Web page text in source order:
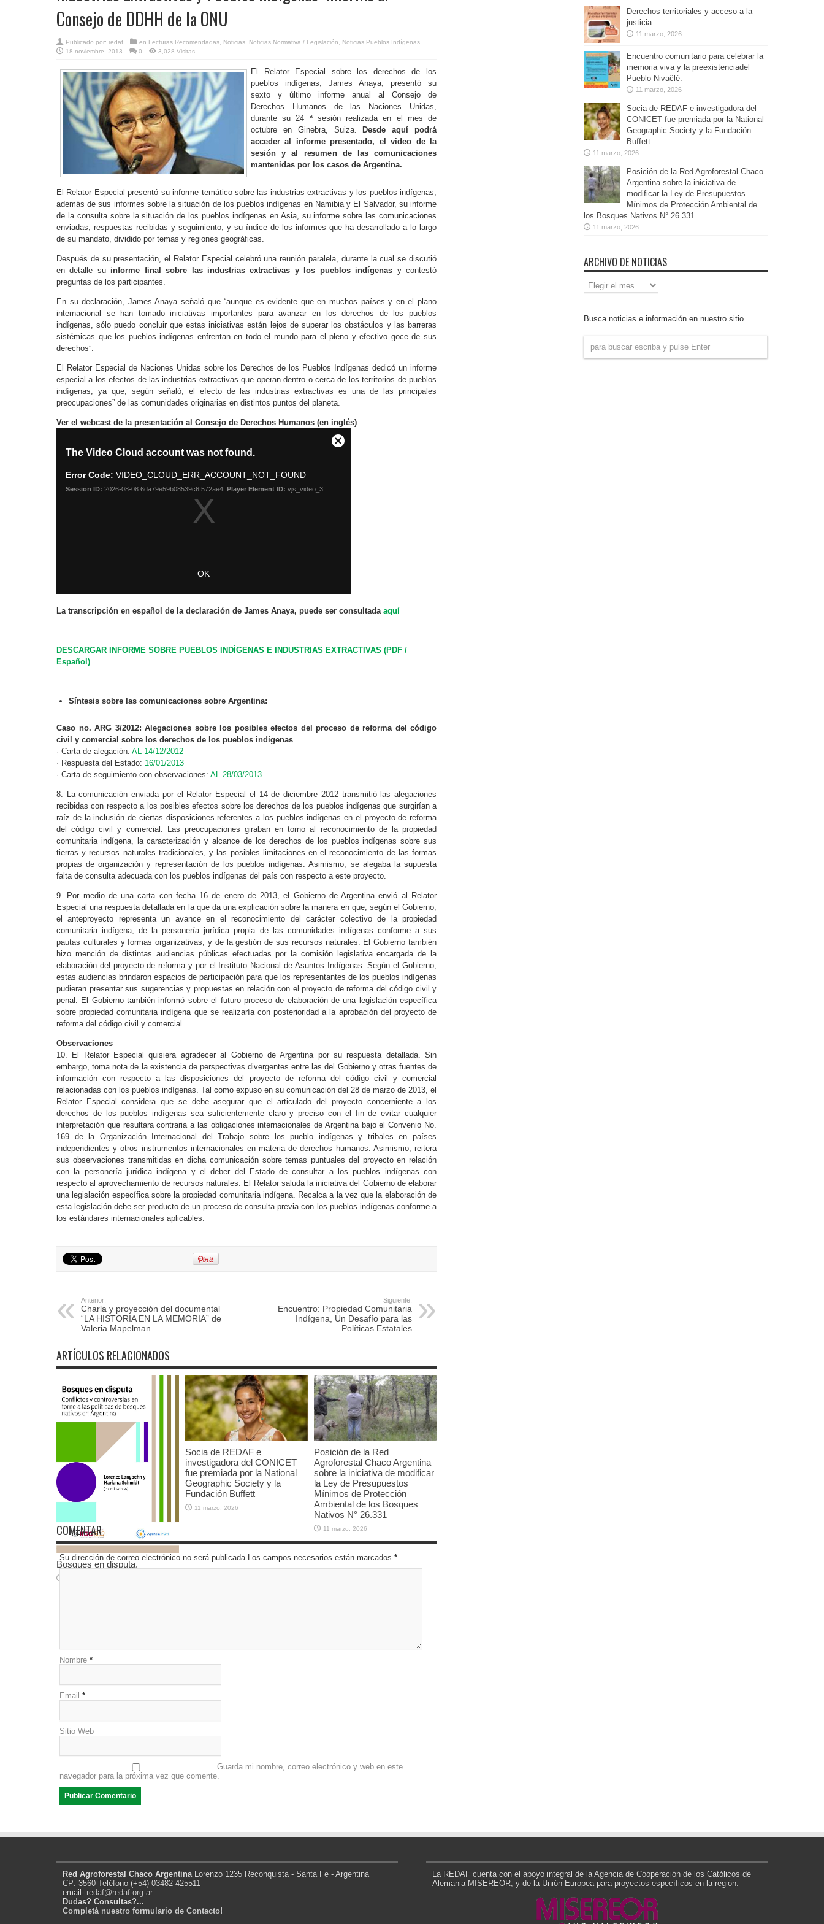
Consejo de DDHH de la ONU
Publicado por: redaf en Lecturas Recomendadas Noticias Noticias Normativa / Legislación
Noticias Pueblos Indígenas
18 noviembre, 2013
0 3,028 Visitas
El Relator Especial sobre los derechos de los
pueblos indígenas, James Anaya, presentó su
sexto y último informe anual al Consejo de
Derechos Humanos de las Naciones Unidas,
durante su 24 ª sesión realizada en el mes de
octubre en Ginebra, Suiza.
Desde aquí podrá
acceder al informe presentado, el video de la
sesión y al resumen de las comunicaciones
mantenidas por los casos de Argentina.
El Relator Especial presentó su informe temático sobre las industrias extractivas y los pueblos indígenas,
además de sus informes sobre la situación de los pueblos indígenas en Namibia y El Salvador, su informe
de la consulta sobre la situación de los pueblos indígenas en Asia, su informe sobre las comunicaciones
enviadas, respuestas recibidas y seguimiento, y su índice de los informes que ha desarrollado a lo largo
de su mandato, dividido por temas y regiones geográficas.
Después de su presentación, el Relator Especial celebró una reunión paralela, durante la cual se discutió
en detalle suinforme final sobre las industrias extractivas y los pueblos indígenas y contestó
preguntas de los participantes.
En su declaración, James Anaya señaló que “aunque es evidente que en muchos países y en el plano
internacional se han tomado iniciativas importantes para avanzar en los derechos de los pueblos
indígenas, sólo puedo concluir que estas iniciativas están lejos de superar los obstáculos y las barreras
sistémicas que los pueblos indígenas enfrentan en todo el mundo para el pleno y efectivo goce de sus
derechos”.
El Relator Especial de Naciones Unidas sobre los Derechos de los Pueblos Indígenas dedicó un informe
especial a los efectos de las industrias extractivas que operan dentro o cerca de los territorios de pueblos
indígenas, ya que, según señaló, el efecto de las industrias extractivas es una de las principales
preocupaciones” de las comunidades originarias en distintos puntos del planeta.
Ver el webcast de la presentación al Consejo de Derechos Humanos (en inglés)
La transcripción en español de la declaración de James Anaya, puede ser consultada aquí
DESCARGAR INFORME SOBRE PUEBLOS INDÍGENAS E INDUSTRIAS EXTRACTIVAS (PDF /
Español)
Síntesis sobre las comunicaciones sobre Argentina:
Caso no. ARG 3/2012: Alegaciones sobre los posibles efectos del proceso de reforma del código
civil y comercial sobre los derechos de los pueblos indígenas
· Carta de alegación: AL 14/12/2012
· Respuesta del Estado: 16/01/2013
· Carta de seguimiento con observaciones: AL 28/03/2013
8. La comunicación enviada por el Relator Especial el 14 de diciembre 2012 transmitió las alegaciones
recibidas con respecto a los posibles efectos sobre los derechos de los pueblos indígenas que surgirían a
raíz de la inclusión de ciertas disposiciones referentes a los pueblos indígenas en el proyecto de reforma
del código civil y comercial. Las preocupaciones giraban en torno al reconocimiento de la propiedad
comunitaria indígena, la caracterización y alcance de los derechos de los pueblos indígenas sobre sus
tierras y recursos naturales tradicionales, y las posibles limitaciones en el reconocimiento de las formas
propias de organización y representación de los pueblos indígenas. Asimismo, se alegaba la supuesta
falta de consulta adecuada con los pueblos indígenas del país con respecto a este proyecto.
9. Por medio de una carta con fecha 16 de enero de 2013, el Gobierno de Argentina envió al Relator
Especial una respuesta detallada en la que da una explicación sobre la manera en que, según el Gobierno,
el anteproyecto representa un avance en el reconocimiento del carácter colectivo de la propiedad
comunitaria indígena, de la personería jurídica propia de las comunidades indígenas conforme a sus
pautas culturales y formas organizativas, y de la gestión de sus recursos naturales. El Gobierno también
hizo mención de distintas audiencias públicas efectuadas por la comisión legislativa encargada de la
elaboración del proyecto de reforma y por el Instituto Nacional de Asuntos Indígenas. Según el Gobierno,
estas audiencias brindaron espacios de participación para que los representantes de los pueblos indígenas
pudieran presentar sus sugerencias y propuestas en relación con el proyecto de reforma del código civil y
penal. El Gobierno también informó sobre el futuro proceso de elaboración de una legislación específica
sobre propiedad comunitaria indígena que se realizaría con posterioridad a la aprobación del proyecto de
reforma del código civil y comercial.
Observaciones
10. El Relator Especial quisiera agradecer al Gobierno de Argentina por su respuesta detallada. Sin
embargo, toma nota de la existencia de perspectivas divergentes entre las del Gobierno y otras fuentes de
información con respecto a las disposiciones del proyecto de reforma del código civil y comercial
relacionadas con los pueblos indígenas. Tal como expuso en su comunicación del 28 de marzo de 2013, el
Relator Especial considera que se debe asegurar que el articulado del proyecto concerniente a los
derechos de los pueblos indígenas sea suficientemente claro y preciso con el fin de evitar cualquier
interpretación que resultara contraria a las obligaciones internacionales de Argentina bajo el Convenio No.
169 de la Organización Internacional del Trabajo sobre los pueblo indígenas y tribales en países
independientes y otros instrumentos internacionales en materia de derechos humanos. Asimismo, reitera
sus observaciones transmitidas en dicha comunicación sobre temas puntuales del proyecto en relación
con la personería jurídica indígena y el deber del Estado de consultar a los pueblos indígenas con
respecto al aprovechamiento de recursos naturales. El Relator saluda la iniciativa del Gobierno de elaborar
una legislación específica sobre la propiedad comunitaria indígena. Recalca a la vez que la elaboración de
esta legislación debe ser producto de un proceso de consulta previa con los pueblos indígenas conforme a
los estándares internacionales aplicables.
Anterior:
Charla y proyección del documental
“LA HISTORIA EN LA MEMORIA” de
Valeria Mapelman.
Siguiente:
Encuentro: Propiedad Comunitaria
Indígena, Un Desafío para las
Políticas Estatales
ARTÍCULOS RELACIONADOS
Bosques en disputa.
Socia de REDAF e
investigadora del CONICET
fue premiada por la National
Geographic Society y la
Fundación Buffett
11 marzo, 2026
Posición de la Red
Agroforestal Chaco Argentina
sobre la iniciativa de modificar
la Ley de Presupuestos
Mínimos de Protección
Ambiental de los Bosques
Nativos N° 26.331
11 marzo, 2026
COMENTAR
Su dirección de correo electrónico no será publicada.Los campos necesarios están marcados *
Nombre *
Email *
Sitio Web
Guarda mi nombre, correo electrónico y web en este
navegador para la próxima vez que comente.
Derechos territoriales y acceso a la
justicia
11 marzo, 2026
Encuentro comunitario para celebrar la
memoria viva y la preexistenciadel
Pueblo Nivaĉlé.
11 marzo, 2026
Socia de REDAF e investigadora del
CONICET fue premiada por la National
Geographic Society y la Fundación
Buffett
11 marzo, 2026
Posición de la Red Agroforestal Chaco
Argentina sobre la iniciativa de
modificar la Ley de Presupuestos
Mínimos de Protección Ambiental de
los Bosques Nativos N° 26.331
11 marzo, 2026
ARCHIVO DE NOTICIAS
Archivo
de
Busca noticias e información en nuestro sitio
Red Agroforestal Chaco ArgentinaLorenzo 1235 Reconquista - Santa Fe - Argentina
CP: 3560 Teléfono (+54) 03482 425511
email: redaf@redaf.org.ar
Dudas? Consultas?...
Completá nuestro formulario de Contacto!
La REDAF cuenta con el apoyo integral de la Agencia de Cooperación de los Católicos de
Alemania MISEREOR, y de la Unión Europea para proyectos específicos en la región.